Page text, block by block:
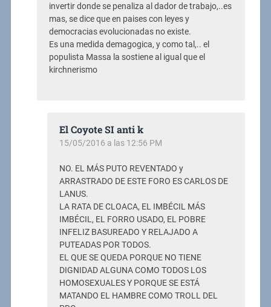
invertir donde se penaliza al dador de trabajo,..es
mas, se dice que en paises con leyes y
democracias evolucionadas no existe.
Es una medida demagogica, y como tal,.. el
populista Massa la sostiene al igual que el
kirchnerismo
El Coyote SI anti k
15/05/2016 a las 12:56 PM
NO. EL MÁS PUTO REVENTADO y
ARRASTRADO DE ESTE FORO ES CARLOS DE
LANUS.
LA RATA DE CLOACA, EL IMBÉCIL MÁS
IMBÉCIL, EL FORRO USADO, EL POBRE
INFELIZ BASUREADO Y RELAJADO A
PUTEADAS POR TODOS.
EL QUE SE QUEDA PORQUE NO TIENE
DIGNIDAD ALGUNA COMO TODOS LOS
HOMOSEXUALES Y PORQUE SE ESTÁ
MATANDO EL HAMBRE COMO TROLL DEL